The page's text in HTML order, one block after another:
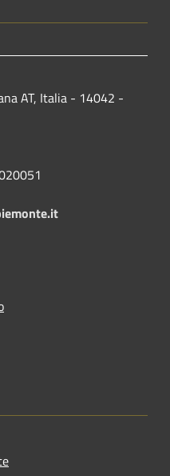
AT, Italia - 14042 -